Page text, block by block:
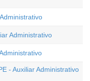
Administrativo
- Auxiliar Administrativo